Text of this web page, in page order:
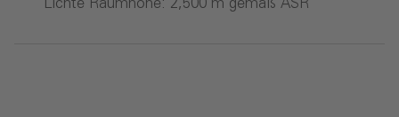
Lichte Raumhöhe: 2,500 m gemäß ASR